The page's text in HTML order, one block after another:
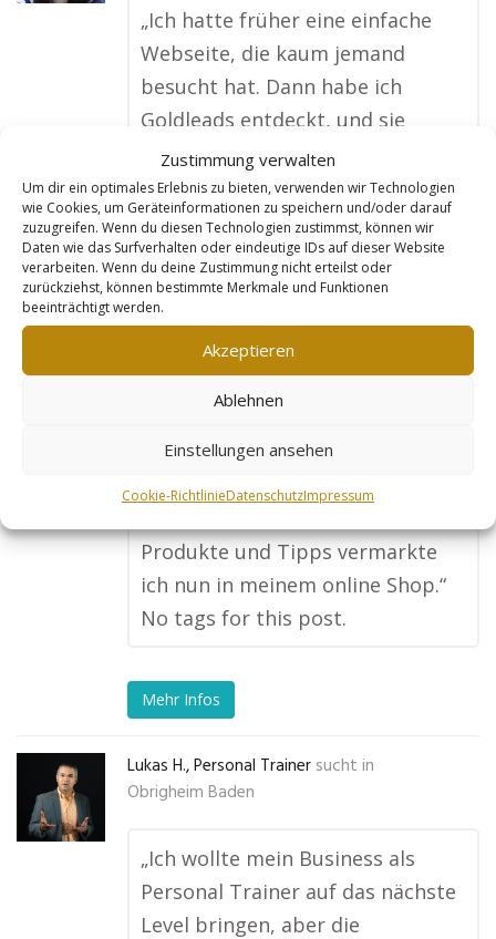
Zustimmung verwalten
Um dir ein optimales Erlebnis zu bieten, verwenden wir Technologien
wie Cookies, um Geräteinformationen zu speichern und/oder darauf
zuzugreifen. Wenn du diesen Technologien zustimmst, können wir
Daten wie das Surfverhalten oder eindeutige IDs auf dieser Website
verarbeiten. Wenn du deine Zustimmung nicht erteilst oder
zurückziehst, können bestimmte Merkmale und Funktionen
beeinträchtigt werden.
Akzeptieren
Ablehnen
Einstellungen ansehen
Cookie-RichtlinieDatenschutzImpressum
„Ich hatte früher eine einfache
Webseite, die kaum jemand
besucht hat. Dann habe ich
Goldleads entdeckt, und sie
haben für mich eine Seite
gemacht, die richtig professionell
aussieht. Jetzt werde ich online
gefunden, wenn jemand nach
Kosmetik- oder Wellness-
Angeboten in meiner Stadt sucht.
Meine Kundenanzahl hat sich
Goldleads hat mein Geschäft auf
ein neues Level gehoben! Meine
Produkte und Tipps vermarkte
ich nun in meinem online Shop.“
No tags for this post.
Mehr Infos
Lukas H., Personal Trainer sucht in
Obrigheim Baden
„Ich wollte mein Business als
Personal Trainer auf das nächste
Level bringen, aber die